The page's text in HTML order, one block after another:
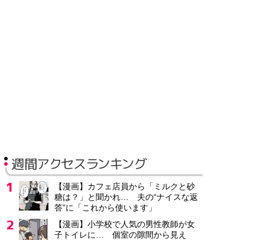
週間アクセスランキング
【漫画】カフェ店員から「ミルクと砂
糖は？」と聞かれ… 夫の“ナイスな返
答”に「これから使います」
【漫画】小学校で人気の男性教師が女
子トイレに… 個室の隙間から見え